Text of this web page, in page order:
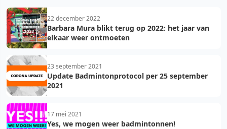
22 december 2022
Barbara Mura blikt terug op 2022: het jaar van
elkaar weer ontmoeten
23 september 2021
Update Badmintonprotocol per 25 september
2021
17 mei 2021
Yes, we mogen weer badmintonnen!